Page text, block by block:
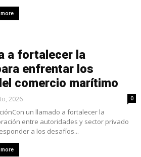
a fortalecer la
enfrentar los
comercio marítimo
2026 0
un llamado a fortalecer la
entre autoridades y sector privado
a los desafíos...